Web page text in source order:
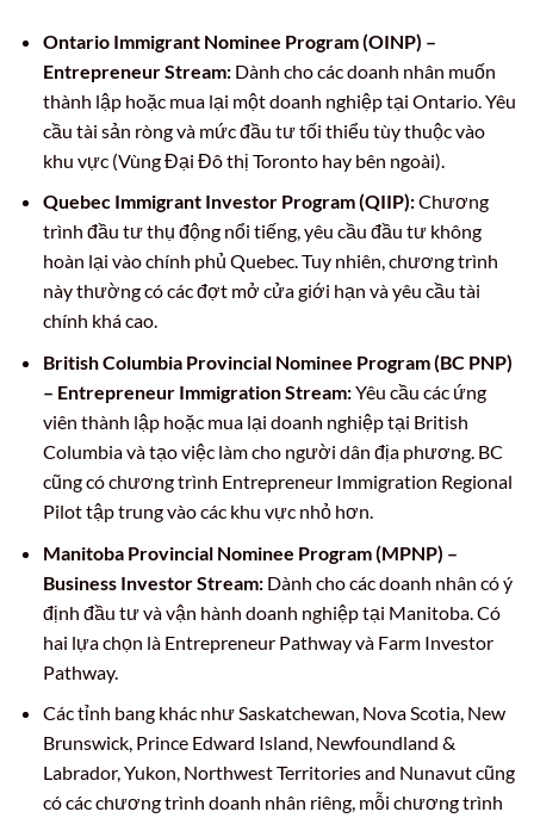
Ontario Immigrant Nominee Program (OINP) –
Entrepreneur Stream:Dành cho các doanh nhân muốn
thành lập hoặc mua lại một doanh nghiệp tại Ontario. Yêu
cầu tài sản ròng và mức đầu tư tối thiểu tùy thuộc vào
khu vực (Vùng Đại Đô thị Toronto hay bên ngoài).
Quebec Immigrant Investor Program (QIIP):Chương
trình đầu tư thụ động nổi tiếng, yêu cầu đầu tư không
hoàn lại vào chính phủ Quebec. Tuy nhiên, chương trình
này thường có các đợt mở cửa giới hạn và yêu cầu tài
chính khá cao.
British Columbia Provincial Nominee Program (BC PNP)
– Entrepreneur Immigration Stream:Yêu cầu các ứng
viên thành lập hoặc mua lại doanh nghiệp tại British
Columbia và tạo việc làm cho người dân địa phương. BC
cũng có chương trình Entrepreneur Immigration Regional
Pilot tập trung vào các khu vực nhỏ hơn.
Manitoba Provincial Nominee Program (MPNP) –
Business Investor Stream:Dành cho các doanh nhân có ý
định đầu tư và vận hành doanh nghiệp tại Manitoba. Có
hai lựa chọn là Entrepreneur Pathway và Farm Investor
Pathway.
Các tỉnh bang khác như Saskatchewan, Nova Scotia, New
Brunswick, Prince Edward Island, Newfoundland &
Labrador, Yukon, Northwest Territories and Nunavut cũng
có các chương trình doanh nhân riêng, mỗi chương trình